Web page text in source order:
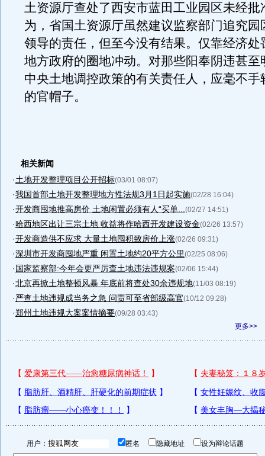
土资源厅查处了西安市蓝田工业园区未经批
为，省国土资源厅虽然建议监察部门追究园
领导的责任，但至今没有结果。仅靠经济处
地方政府的圈地冲动。对那些阳奉阴违甚至
中央土地调控政策的有关责任人，应毫不手
的官帽子。
相关新闻
·土地开发整理项目公开招标(03/01 08:07)
·我国首部土地开发整理地方性法规3月1日起实施(02/28 16:04)
·开发商囤地推高房价 土地闲置必须有人“买单... (02/27 14:51)
·哈西地区出让三宗土地 收益将作哈西开发建设资金(02/26 13:57)
·开发商造供不应求 大量土地囤积致房价上涨(02/26 09:31)
·深圳市开发商囤地严重 闲置土地约20平方公里(02/25 08:06)
·国家监察部:今年会更严厉查土地违法违规案(02/06 15:44)
·北京再掀土地整顿风暴 年底前将查处30余违规地(11/03 08:19)
·严查土地违规成当务之急 问责可至省部级高官(10/12 09:28)
·郑州土地违规大案案情摘要(09/28 03:43)
更多>>
用户： 匿名 隐藏地址 设为辩论话题